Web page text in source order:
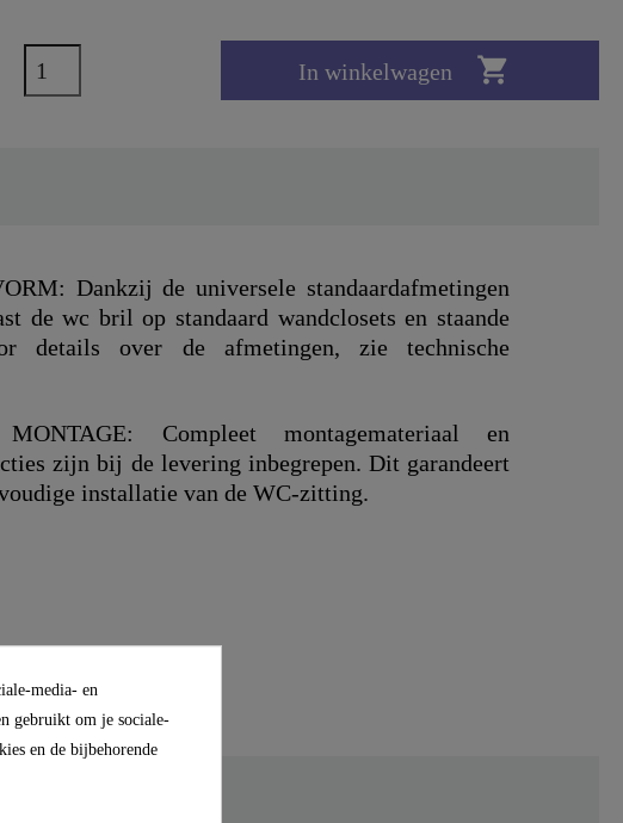
In winkelwagen 
Dankzij de universele standaardafmetingen
de wc bril op standaard wandclosets en staande
details over de afmetingen, zie technische
MONTAGE: Compleet montagemateriaal en
zijn bij de levering inbegrepen. Dit garandeert
installatie van de WC-zitting.
media- en
gebruikt om je sociale-
en de bijbehorende